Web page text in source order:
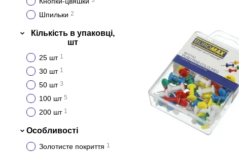
Шпильки 2
Кількість в упаковці,
шт
25 шт 1
30 шт 1
50 шт 3
100 шт 5
200 шт 1
Особливості
Золотисте покриття 1